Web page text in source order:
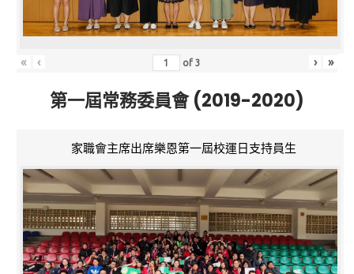
« ‹ of3 › »
第一屆常務委員會 (2019-2020)
家職會主席出席樂恩第一屆校運日支持員生